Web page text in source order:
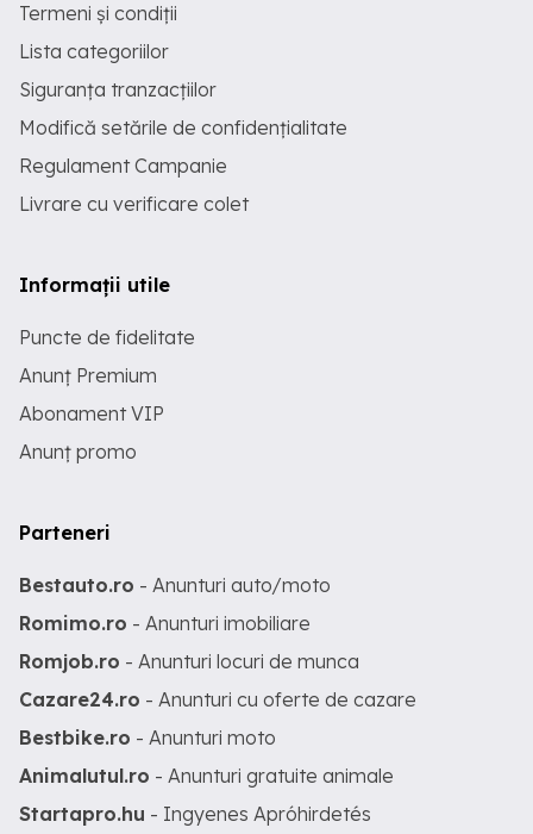
Termeni și condiții
Lista categoriilor
Siguranța tranzacțiilor
Modifică setările de confidențialitate
Regulament Campanie
Livrare cu verificare colet
Informații utile
Puncte de fidelitate
Anunț Premium
Abonament VIP
Anunț promo
Parteneri
Bestauto.ro - Anunturi auto/moto
Romimo.ro - Anunturi imobiliare
Romjob.ro - Anunturi locuri de munca
Cazare24.ro - Anunturi cu oferte de cazare
Bestbike.ro - Anunturi moto
Animalutul.ro - Anunturi gratuite animale
Startapro.hu - Ingyenes Apróhirdetés